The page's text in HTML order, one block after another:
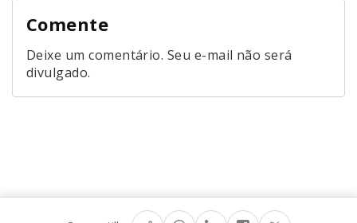
Comente
Deixe um comentário. Seu e-mail não será
divulgado.